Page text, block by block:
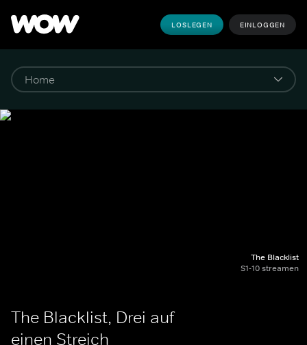
LOSLEGEN EINLOGGEN
The Blacklist
S1-10 streamen
The Blacklist, Drei auf
einen Streich